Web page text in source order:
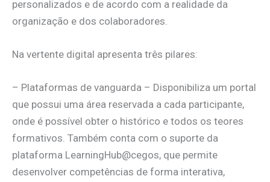
personalizados e de acordo com a realidade da
organização e dos colaboradores.
Na vertente digital apresenta três pilares:
– Plataformas de vanguarda – Disponibiliza um portal
que possui uma área reservada a cada participante,
onde é possível obter o histórico e todos os teores
formativos. Também conta com o suporte da
plataforma LearningHub@cegos, que permite
desenvolver competências de forma interativa,